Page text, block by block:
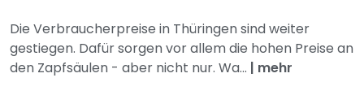
Die Verbraucherpreise in Thüringen sind weiter
gestiegen. Dafür sorgen vor allem die hohen Preise an
den Zapfsäulen - aber nicht nur. Wa... | mehr